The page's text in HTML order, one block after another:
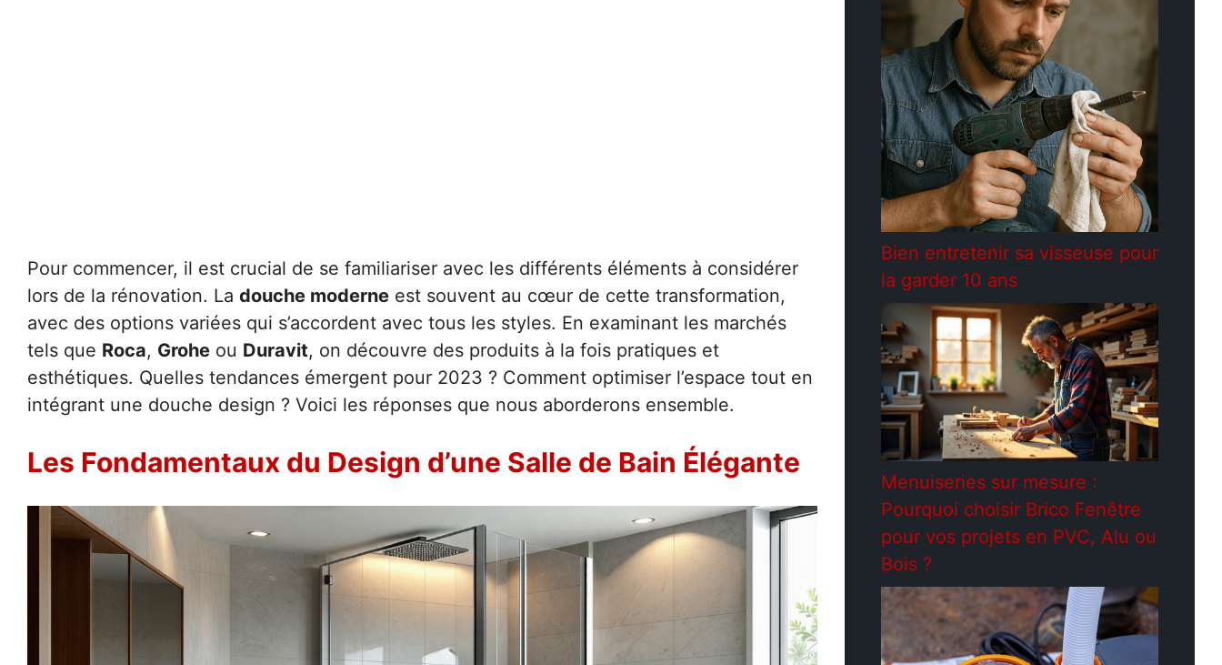
Pour commencer, il est crucial de se familiariser avec les différents éléments à considérer
lors de la rénovation. La douche moderne est souvent au cœur de cette transformation,
avec des options variées qui s’accordent avec tous les styles. En examinant les marchés
tels que Roca, Grohe ou Duravit, on découvre des produits à la fois pratiques et
esthétiques. Quelles tendances émergent pour 2023 ? Comment optimiser l’espace tout en
intégrant une douche design ? Voici les réponses que nous aborderons ensemble.
Les Fondamentaux du Design d’une Salle de Bain Élégante
Bien entretenir sa visseuse pour
la garder 10 ans
Menuiseries sur mesure :
Pourquoi choisir Brico Fenêtre
pour vos projets en PVC, Alu ou
Bois ?